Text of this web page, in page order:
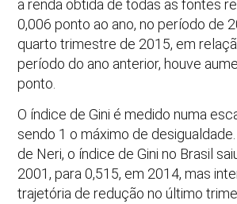
a renda obtida de todas as fontes
0,006 ponto ao ano, no período de
quarto trimestre de 2015, em
período do ano anterior, houve
ponto.
O índice de Gini é medido numa
sendo 1 o máximo de
de Neri, o índice de Gini no Brasil
2001, para 0,515, em 2014, mas
trajetória de redução no último